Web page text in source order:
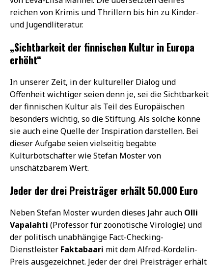
reichen von Krimis und Thrillern bis hin zu Kinder-
und Jugendliteratur.
„Sichtbarkeit der finnischen Kultur in Europa
erhöht“
In unserer Zeit, in der kultureller Dialog und
Offenheit wichtiger seien denn je, sei die Sichtbarkeit
der finnischen Kultur als Teil des Europäischen
besonders wichtig, so die Stiftung. Als solche könne
sie auch eine Quelle der Inspiration darstellen. Bei
dieser Aufgabe seien vielseitig begabte
Kulturbotschafter wie Stefan Moster von
unschätzbarem Wert.
Jeder der drei Preisträger erhält 50.000 Euro
Neben Stefan Moster wurden dieses Jahr auch Olli
Vapalahti (Professor für zoonotische Virologie) und
der politisch unabhängige Fact-Checking-
Dienstleister Faktabaari mit dem Alfred-Kordelin-
Preis ausgezeichnet. Jeder der drei Preisträger erhält